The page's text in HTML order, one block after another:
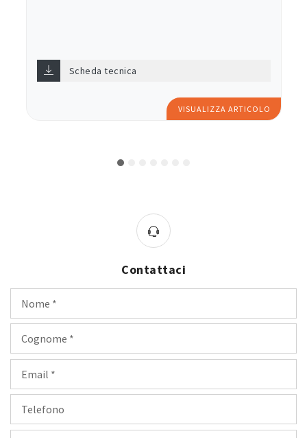
Scheda tecnica
VISUALIZZA ARTICOLO
Contattaci